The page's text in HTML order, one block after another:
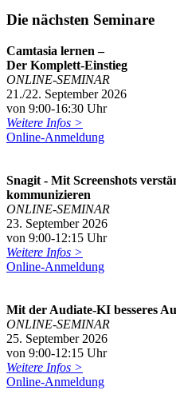
Die nächsten Seminare
Camtasia lernen –
Der Komplett-Einstieg
ONLINE-SEMINAR
21./22. September 2026
von 9:00-16:30 Uhr
Weitere Infos >
Online-Anmeldung
Snagit - Mit Screenshots
kommunizieren
ONLINE-SEMINAR
23. September 2026
von 9:00-12:15 Uhr
Weitere Infos >
Online-Anmeldung
Mit der Audiate-KI besseres
ONLINE-SEMINAR
25. September 2026
von 9:00-12:15 Uhr
Weitere Infos >
Online-Anmeldung